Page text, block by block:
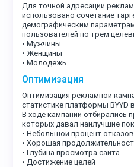
Для точной адресации
использовано сочетание
демографическим
пользователей по трем
• Мужчины
• Женщины
• Молодежь
Оптимизация
Оптимизация рекламной
статистике платформы BYYD
В ходе кампании отбирались
которых давал наилучшие
• Небольшой процент отказов
• Хорошая
• Глубина просмотра сайта
• Достижение целей